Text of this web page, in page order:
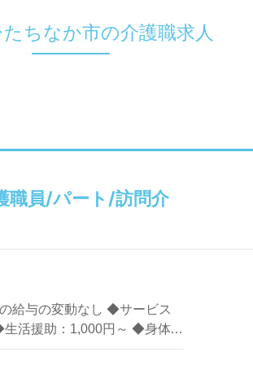
ちなか市の介護職求人
員/パート/訪問介
給与の変動なし ◆サービス
活援助：1,000円～ ◆身体